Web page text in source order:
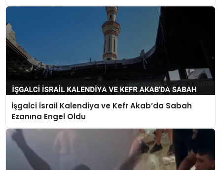
İşgalci İsrail Kalendiya ve Kefr Akab’da Sabah
Ezanına Engel Oldu